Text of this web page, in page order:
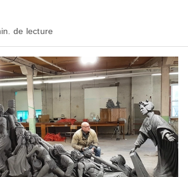
de lecture